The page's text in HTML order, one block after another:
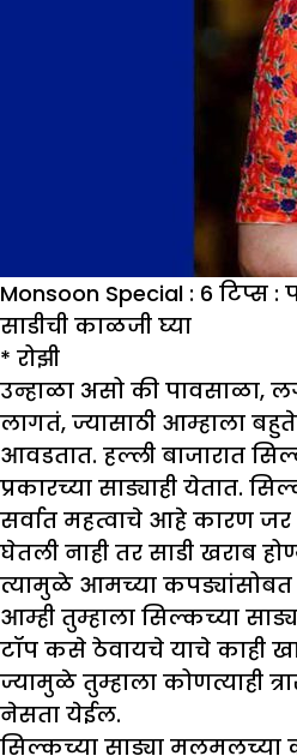
Monsoon Special : 6 टिप्स
साडीची काळजी घ्या
* रोझी
उन्हाळा असो की पावसाळा,
लागतं, ज्यासाठी आम्हाला
आवडतात. हल्ली बाजारात
प्रकारच्या साड्याही येतात.
सर्वात महत्वाचे आहे कारण
घेतली नाही तर साडी खराब
त्यामुळे आमच्या
आम्ही तुम्हाला सिल्कच्या
टॉप कसे ठेवायचे याचे काही
ज्यामुळे तुम्हाला कोणत्याही
नेसता येईल.
सिल्कच्या साड्या मलमलच्या